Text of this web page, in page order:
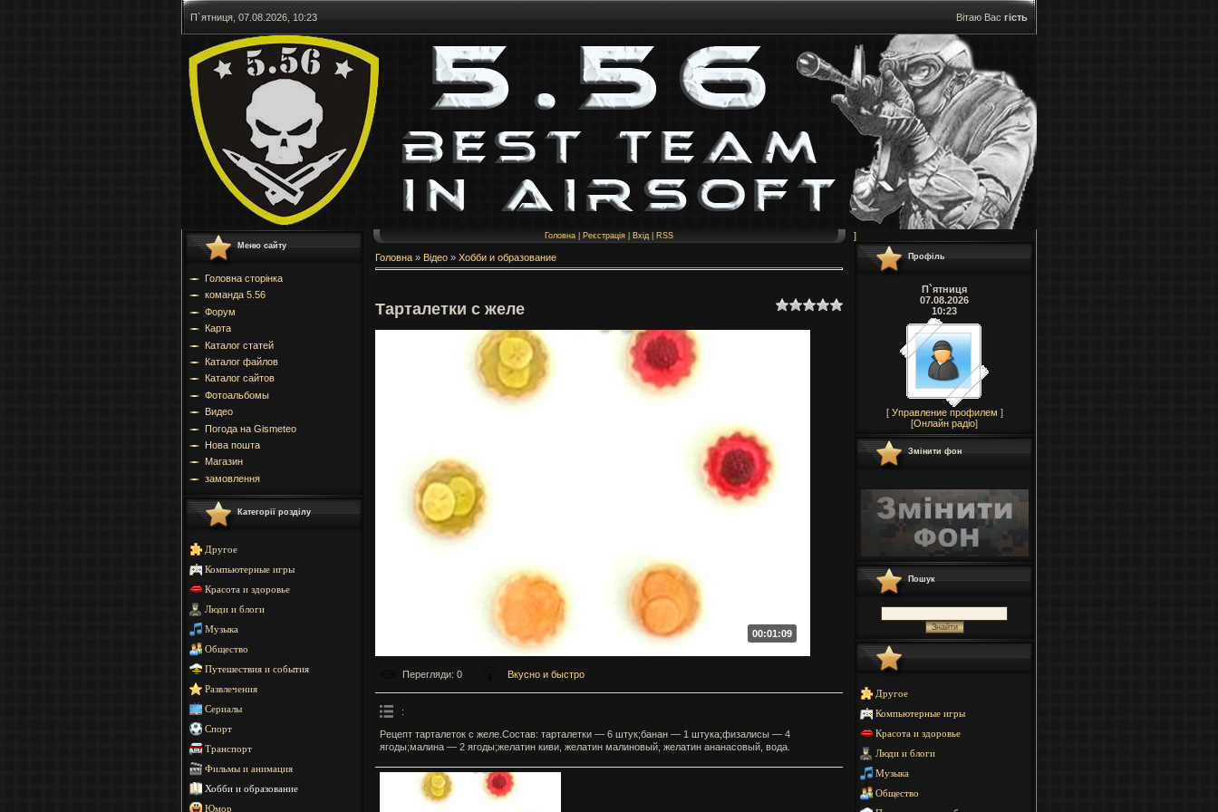
П`ятниця, 07.08.2026, 10:23 Вітаю Вас гість
Меню сайту
Головна сторінка
команда 5.56
Форум
Карта
Каталог статей
Каталог файлов
Каталог сайтов
Фотоальбомы
Видео
Погода на Gismeteo
Нова пошта
Магазин
замовлення
Категорії розділу
Другое
Компьютерные игры
Красота и здоровье
Люди и блоги
Музыка
Общество
Путешествия и события
Развлечения
Сериалы
Спорт
Транспорт
Фильмы и анимация
Хобби и образование
Юмор
Головна Реєстрація Вхід RSS
Головна » Відео » Хобби и образование
Тарталетки с желе
00:01:09
Перегляди: 0 Вкусно и быстро
:
Рецепт тарталеток с желе.Состав: тарталетки — 6 штук;банан — 1 штука;физалисы — 4
ягоды;малина — 2 ягоды;желатин киви, желатин малиновый, желатин ананасовый, вода.
]
Профіль
П`ятниця
07.08.2026
10:23
[ Управление профилем ]
[Онлайн радіо]
Змінити фон
Пошук
Другое
Компьютерные игры
Красота и здоровье
Люди и блоги
Музыка
Общество